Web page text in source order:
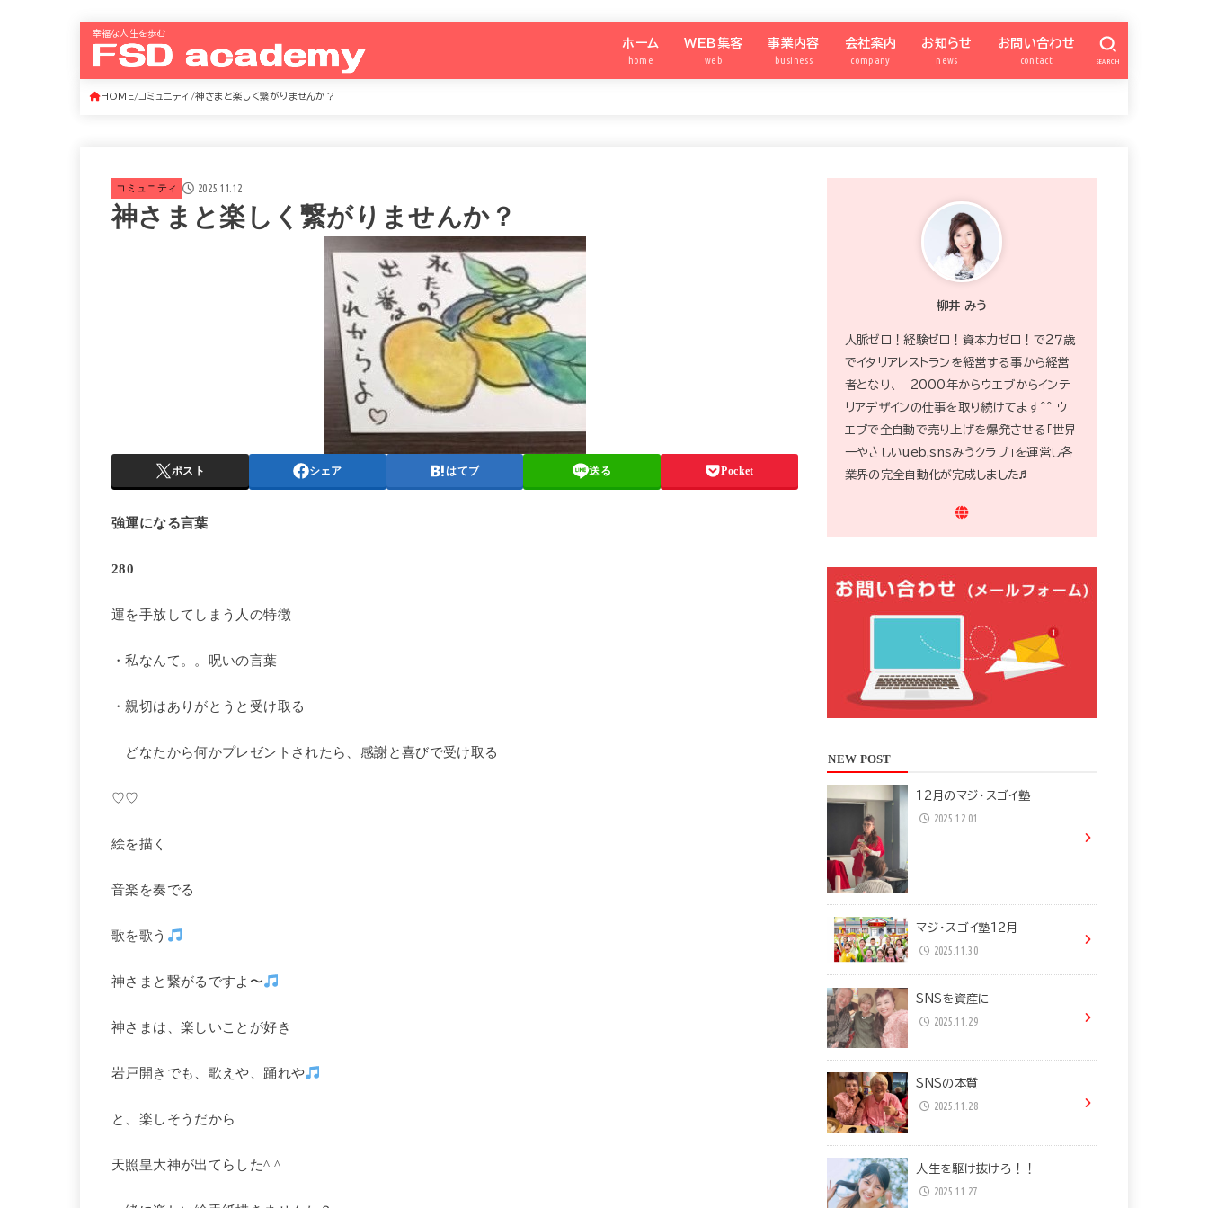
幸福な人生を歩む
ホーム
home
WEB集客
web
事業内容
business
会社案内
company
お知らせ
news
お問い合わせ
contact SEARCH
HOME コミュニティ 神さまと楽しく繋がりませんか？
コミュニティ 2025.11.12
神さまと楽しく繋がりませんか？
ポスト シェア はてブ 送る Pocket
強運になる言葉
280
運を手放してしまう人の特徴
・私なんて。。呪いの言葉
・親切はありがとうと受け取る
どなたから何かプレゼントされたら、感謝と喜びで受け取る
♡♡
絵を描く
音楽を奏でる
歌を歌う
神さまと繋がるですよ〜
神さまは、楽しいことが好き
岩戸開きでも、歌えや、踊れや
と、楽しそうだから
天照皇大神が出てらした^ ^
柳井 みう
人脈ゼロ！経験ゼロ！資本力ゼロ！で２７歳
でイタリアレストランを経営する事から経営
者となり、 2000年からウエブからインテ
リアデザインの仕事を取り続けてます^^ ウ
エブで全自動で売り上げを爆発させる「世界
一やさしいueb,snsみうクラブ」を運営し各
業界の完全自動化が完成しました♬
NEW POST
12月のマジ・スゴイ塾
2025.12.01
マジ・スゴイ塾12月
2025.11.30
SNSを資産に
2025.11.29
SNSの本質
2025.11.28
人生を駆け抜けろ！！
2025.11.27